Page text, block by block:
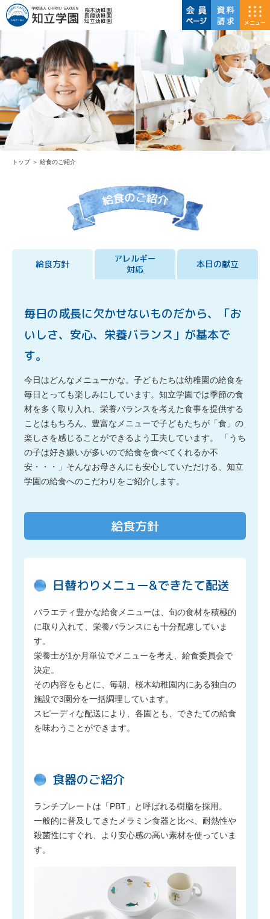
桜木幼稚園
長篠幼稚園
知立幼稚園 メニュー
トップ ＞ 給食のご紹介
給食方針
アレルギー
対応
本日の献立
毎日の成長に欠かせないものだから、
「お
いしさ、安心、栄養バランス」が基本で
す。
今日はどんなメニューかな。子どもたちは幼稚園の給食を
毎日とっても楽しみにしています。 知立学園では季節の食
材を多く取り入れ、栄養バランスを考えた食事を提供する
ことはもちろん、 豊富なメニューで子どもたちが「食」の
楽しさを感じることができるよう工夫しています。
「うち
の子は好き嫌いが多いので給食を食べてくれるか不
安・・・」 そんなお母さんにも安心していただける、知立
学園の給食へのこだわりをご紹介します。
給食方針
日替わりメニュー&できたて配送
バラエティ豊かな給食メニューは、旬の食材を積極的
に取り入れて、栄養バランスにも十分配慮していま
す。
栄養士が1か月単位でメニューを考え、給食委員会で
決定。
その内容をもとに、毎朝、桜木幼稚園内にある独自の
施設で3園分を一括調理しています。
スピーディな配送により、各園とも、できたての給食
を味わうことができます。
食器のご紹介
ランチプレートは「PBT」と呼ばれる樹脂を採用。
一般的に普及してきたメラミン食器と比べ、耐熱性や
殺菌性にすぐれ、より安心感の高い素材を使っていま
す。